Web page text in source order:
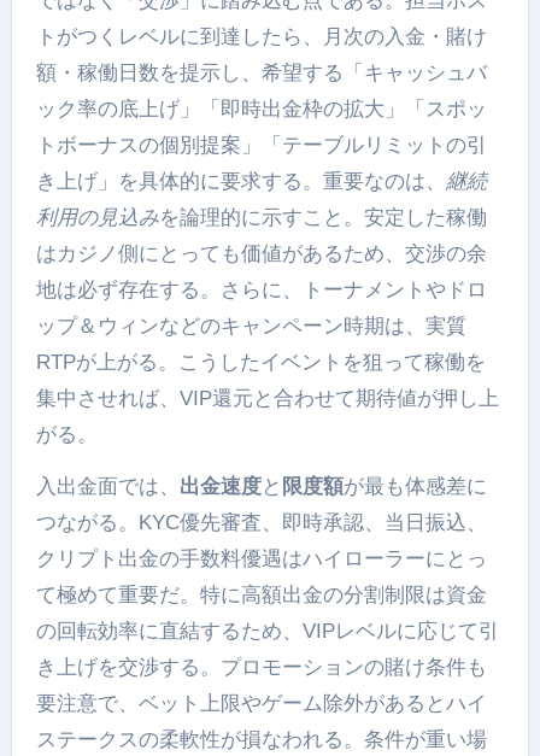
トがつくレベルに到達したら、月次の入金・賭け
額・稼働日数を提示し、希望する「キャッシュバ
ック率の底上げ」「即時出金枠の拡大」「スポッ
トボーナスの個別提案」「テーブルリミットの引
き上げ」を具体的に要求する。重要なのは、 継続
利用の見込みを論理的に示すこと。安定した稼働
はカジノ側にとっても価値があるため、交渉の余
地は必ず存在する。さらに、トーナメントやドロ
ップ＆ウィンなどのキャンペーン時期は、実質
RTPが上がる。こうしたイベントを狙って稼働を
集中させれば、VIP還元と合わせて期待値が押し上
がる。
入出金面では、 出金速度と 限度額が最も体感差に
つながる。KYC優先審査、即時承認、当日振込、
クリプト出金の手数料優遇はハイローラーにとっ
て極めて重要だ。特に高額出金の分割制限は資金
の回転効率に直結するため、VIPレベルに応じて引
き上げを交渉する。プロモーションの賭け条件も
要注意で、ベット上限やゲーム除外があるとハイ
ステークスの柔軟性が損なわれる。条件が重い場